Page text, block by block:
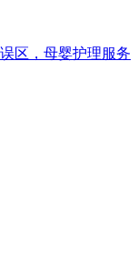
区，母婴护理服务